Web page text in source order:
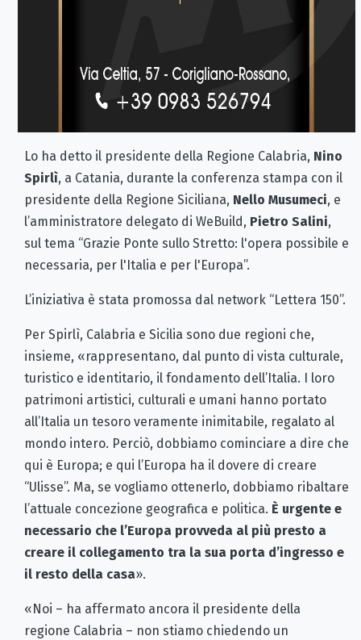
Lo ha detto il presidente della Regione Calabria, Nino
Spirlì, a Catania, durante la conferenza stampa con il
presidente della Regione Siciliana, Nello Musumeci, e
l’amministratore delegato di WeBuild, Pietro Salini,
sul tema “Grazie Ponte sullo Stretto: l'opera possibile e
necessaria, per l'Italia e per l'Europa”.
L’iniziativa è stata promossa dal network “Lettera 150”.
Per Spirlì, Calabria e Sicilia sono due regioni che,
insieme, «rappresentano, dal punto di vista culturale,
turistico e identitario, il fondamento dell’Italia. I loro
patrimoni artistici, culturali e umani hanno portato
all’Italia un tesoro veramente inimitabile, regalato al
mondo intero. Perciò, dobbiamo cominciare a dire che
qui è Europa; e qui l’Europa ha il dovere di creare
“Ulisse”. Ma, se vogliamo ottenerlo, dobbiamo ribaltare
l’attuale concezione geografica e politica. È urgente e
necessario che l’Europa provveda al più presto a
creare il collegamento tra la sua porta d’ingresso e
il resto della casa».
«Noi – ha affermato ancora il presidente della
regione Calabria – non stiamo chiedendo un